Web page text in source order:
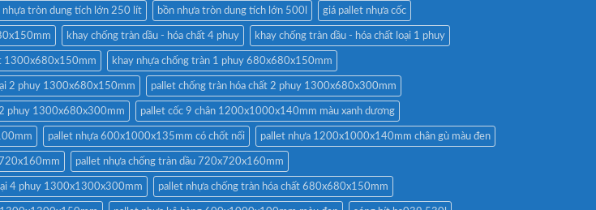
nhựa tròn dung tích lớn 250 lít bồn nhựa tròn dung tích lớn 500l giá pallet nhựa cốc
khay chống tràn dầu - hóa chất 4 phuy khay chống tràn dầu - hóa chất loại 1 phuy
1300x680x150mm khay nhựa chống tràn 1 phuy 680x680x150mm
2 phuy 1300x680x150mm pallet chống tràn hóa chất 2 phuy 1300x680x300mm
phuy 1300x680x300mm pallet cốc 9 chân 1200x1000x140mm màu xanh dương
pallet nhựa 600x1000x135mm có chốt nối pallet nhựa 1200x1000x140mm chân gù màu đen
pallet nhựa chống tràn dầu 720x720x160mm
4 phuy 1300x1300x300mm pallet nhựa chống tràn hóa chất 680x680x150mm